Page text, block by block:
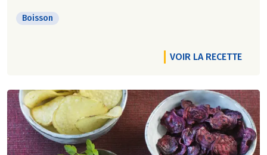
Boisson
VOIR LA RECETTE